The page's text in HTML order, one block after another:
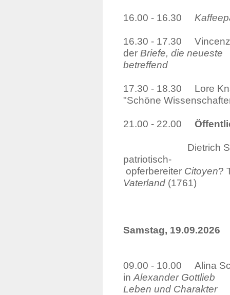
16.00 - 16.30
16.30 - 17.30 Vincenz
der Briefe, die
betreffend
17.30 - 18.30 Lore
"Schöne
21.00 - 22.00
Dietrich
opferbereiter Citoyen?
Vaterland (1761)
Samstag, 19.09.2026
09.00 - 10.00 Alina
in Alexander
Leben und Charakter